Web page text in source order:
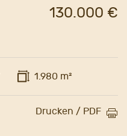
130.000 €
1.980 m²
Drucken / PDF